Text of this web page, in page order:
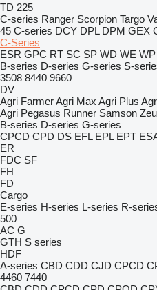
TD 225
C-series Ranger Scorpion Targo
45 C-series DCY DPL DPM GEX
C-Series
ESR GPC RT SC SP WD WE WP
B-series D-series G-series S-
3508 8440 9660
DV
Agri FarmerAgri Max Agri Plus
Agri Pegasus Runner Samson
B-series D-series G-series
CPCD CPD DS EFL EPL EPT
ER
FDC SF
FH
FD
Cargo
E-series H-series L-series R-
500
AC G
GTH S series
HDF
A-series CBD CDD CJD CPCD
4460 7440